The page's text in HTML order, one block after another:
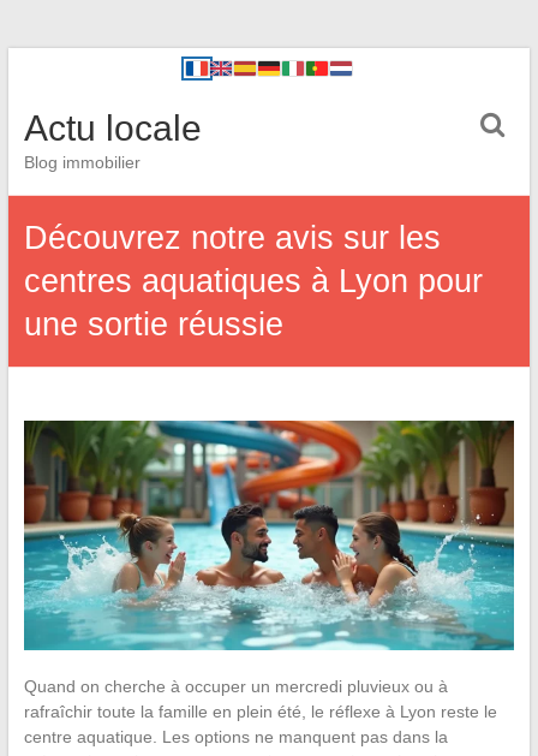
Actu locale
Blog immobilier
Découvrez notre avis sur les
centres aquatiques à Lyon pour
une sortie réussie
Quand on cherche à occuper un mercredi pluvieux ou à
rafraîchir toute la famille en plein été, le réflexe à Lyon reste le
centre aquatique. Les options ne manquent pas dans la